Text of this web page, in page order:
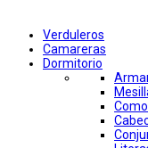
Verduleros
Camareras
Dormitorio